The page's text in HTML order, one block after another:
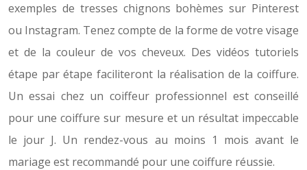
exemples de tresses chignons bohèmes sur Pinterest
ou Instagram. Tenez compte de la forme de votre visage
et de la couleur de vos cheveux. Des vidéos tutoriels
étape par étape faciliteront la réalisation de la coiffure.
Un essai chez un coiffeur professionnel est conseillé
pour une coiffure sur mesure et un résultat impeccable
le jour J. Un rendez-vous au moins 1 mois avant le
mariage est recommandé pour une coiffure réussie.